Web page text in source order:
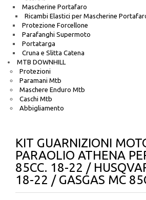
Mascherine Portafaro
Ricambi Elastici per Mascherine
Protezione Forcellone
Parafanghi Supermoto
Portatarga
Cruna e Slitta Catena
MTB DOWNHILL
Protezioni
Paramani Mtb
Maschere Enduro Mtb
Caschi Mtb
Abbigliamento
KIT GUARNIZIONI
PARAOLIO ATHENA
85CC. 18-22 /
18-22 / GASGAS MC